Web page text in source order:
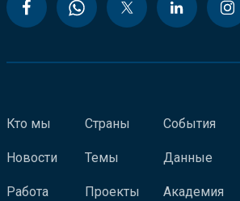
Кто мы
Новости
Работа
Страны
Темы
Проекты
События
Данные
Академия